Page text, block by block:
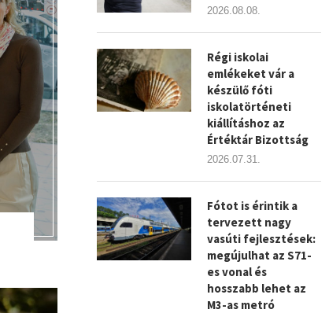
2026.08.08.
Régi iskolai
emlékeket vár a
készülő fóti
iskolatörténeti
kiállításhoz az
Értéktár Bizottság
2026.07.31.
Fótot is érintik a
tervezett nagy
vasúti fejlesztések:
megújulhat az S71-
es vonal és
hosszabb lehet az
M3-as metró